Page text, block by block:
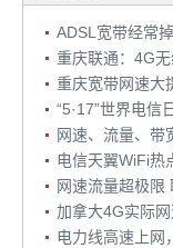
ADSL宽带经常
重庆联通：4G
重庆宽带网速大
“5·17”世界电信
网速、流量、带
电信天翼WiFi热
网速流量超极限
电力线高速上网